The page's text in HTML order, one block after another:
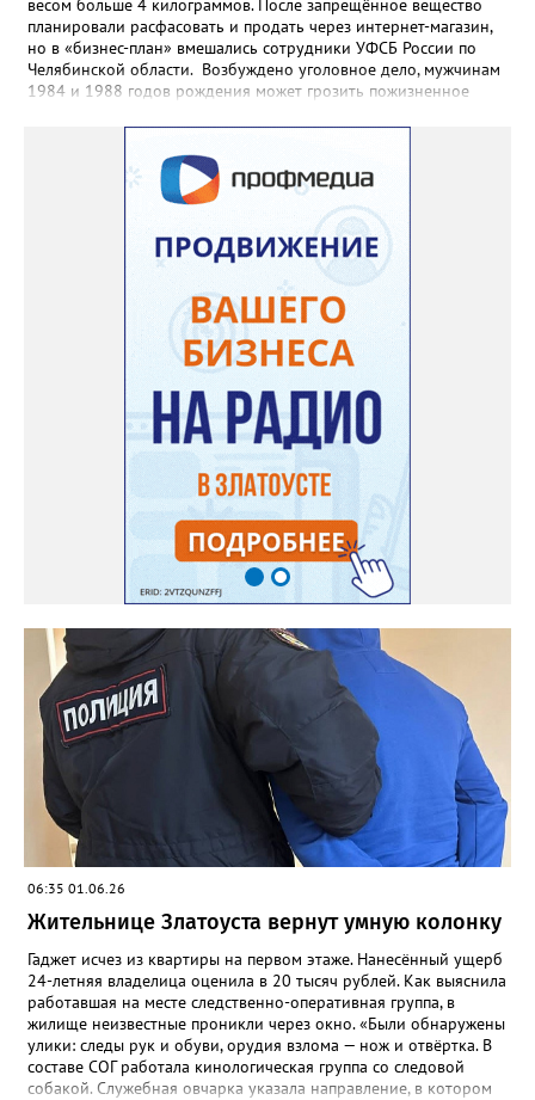
планировали расфасовать и продать через интернет-магазин,
но в «бизнес-план» вмешались сотрудники УФСБ России по
Челябинской области. Возбуждено уголовное дело, мужчинам
1984 и 1988 годов рождения может грозить пожизненное
наркотиков региональное УФСБ ведёт по всем фронтам. Так,
сотрудники управления ликвидировали две подпольных
химических лаборатории по производству и расфасовке
наркотических средств. В общей сложности оперативники
изъяли из незаконного оборота более 65 килограммов
«синтетики» и свыше 600 килограммов прекурсоров,
предназначенных для дальнейшего производства наркотиков
и психотропных веществ, а также химические реактивы и
лабораторное оборудование.
06:35 01.06.26
Жительнице Златоуста вернут умную колонку
Гаджет исчез из квартиры на первом этаже. Нанесённый ущерб
24-летняя владелица оценила в 20 тысяч рублей. Как выяснила
работавшая на месте следственно-оперативная группа, в
жилище неизвестные проникли через окно. «Были обнаружены
улики: следы рук и обуви, орудия взлома — нож и отвёртка. В
составе СОГ работала кинологическая группа со следовой
собакой. Служебная овчарка указала направление, в котором